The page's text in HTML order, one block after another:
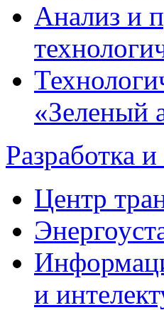
Анализ и
«Зеленый
Разработка
Центр
и